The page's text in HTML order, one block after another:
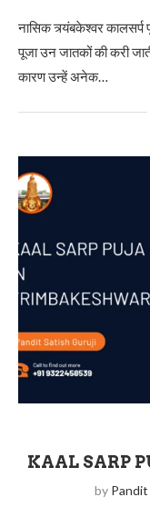
नासिक त्र्यंबकेश्वर कालसर्प
पूजा उन जातकों की करी
कारण उन्हें अनेक…
KAAL SARP
by